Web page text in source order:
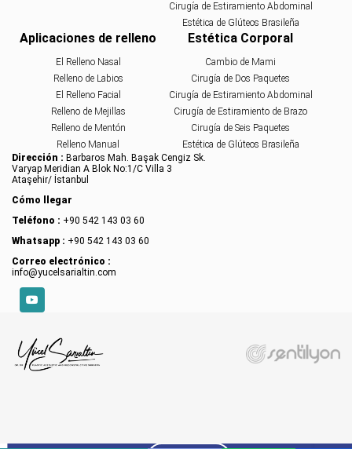
Cirugía de Estiramiento Abdominal
Estética de Glúteos Brasileña
Aplicaciones de relleno
El Relleno Nasal
Relleno de Labios
El Relleno Facial
Relleno de Mejillas
Relleno de Mentón
Relleno Manual
Estética Corporal
Cambio de Mami
Cirugía de Dos Paquetes
Cirugía de Estiramiento Abdominal
Cirugía de Estiramiento de Brazo
Cirugía de Seis Paquetes
Estética de Glúteos Brasileña
Dirección : Barbaros Mah. Başak Cengiz Sk.
Varyap Meridian A Blok No:1/C Villa 3
Ataşehir/ İstanbul
Cómo llegar
Teléfono : +90 542 143 03 60
Whatsapp : +90 542 143 03 60
Correo electrónico :
info@yucelsarialtin.com
YouTube